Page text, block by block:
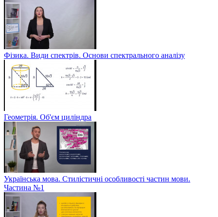
Фізика. Види спектрів. Основи спектрального аналізу
Геометрія. Об'єм циліндра
Українська мова. Стилістичні особливості частин мови.
Частина №1